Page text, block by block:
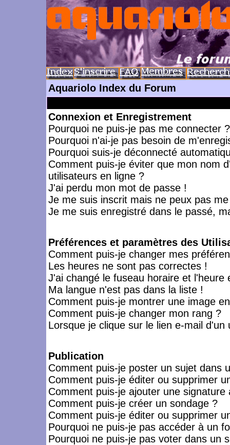
Aquariolo Index du Forum
Connexion et Enregistrement
Pourquoi ne puis-je pas me connecter ?
Pourquoi n'ai-je pas besoin de
Pourquoi suis-je déconnecté
Comment puis-je éviter que mon nom
utilisateurs en ligne ?
J'ai perdu mon mot de passe !
Je me suis inscrit mais ne peux pas
Je me suis enregistré dans le passé,
Préférences et paramètres des
Comment puis-je changer mes
Les heures ne sont pas correctes !
J'ai changé le fuseau horaire et l'heure
Ma langue n'est pas dans la liste !
Comment puis-je montrer une image
Comment puis-je changer mon rang ?
Lorsque je clique sur le lien e-mail
Publication
Comment puis-je poster un sujet dans
Comment puis-je éditer ou supprimer
Comment puis-je ajouter une signature
Comment puis-je créer un sondage ?
Comment puis-je éditer ou supprimer
Pourquoi ne puis-je pas accéder à un
Pourquoi ne puis-je pas voter dans un